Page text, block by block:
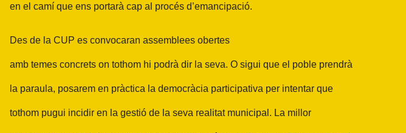
en el camí que ens portarà cap al procés d’emancipació.
Des de la CUP es convocaran assemblees obertes
amb temes concrets on tothom hi podrà dir la seva. O sigui que el poble prendrà
la paraula, posarem en pràctica la democràcia participativa per intentar que
tothom pugui incidir en la gestió de la seva realitat municipal. La millor